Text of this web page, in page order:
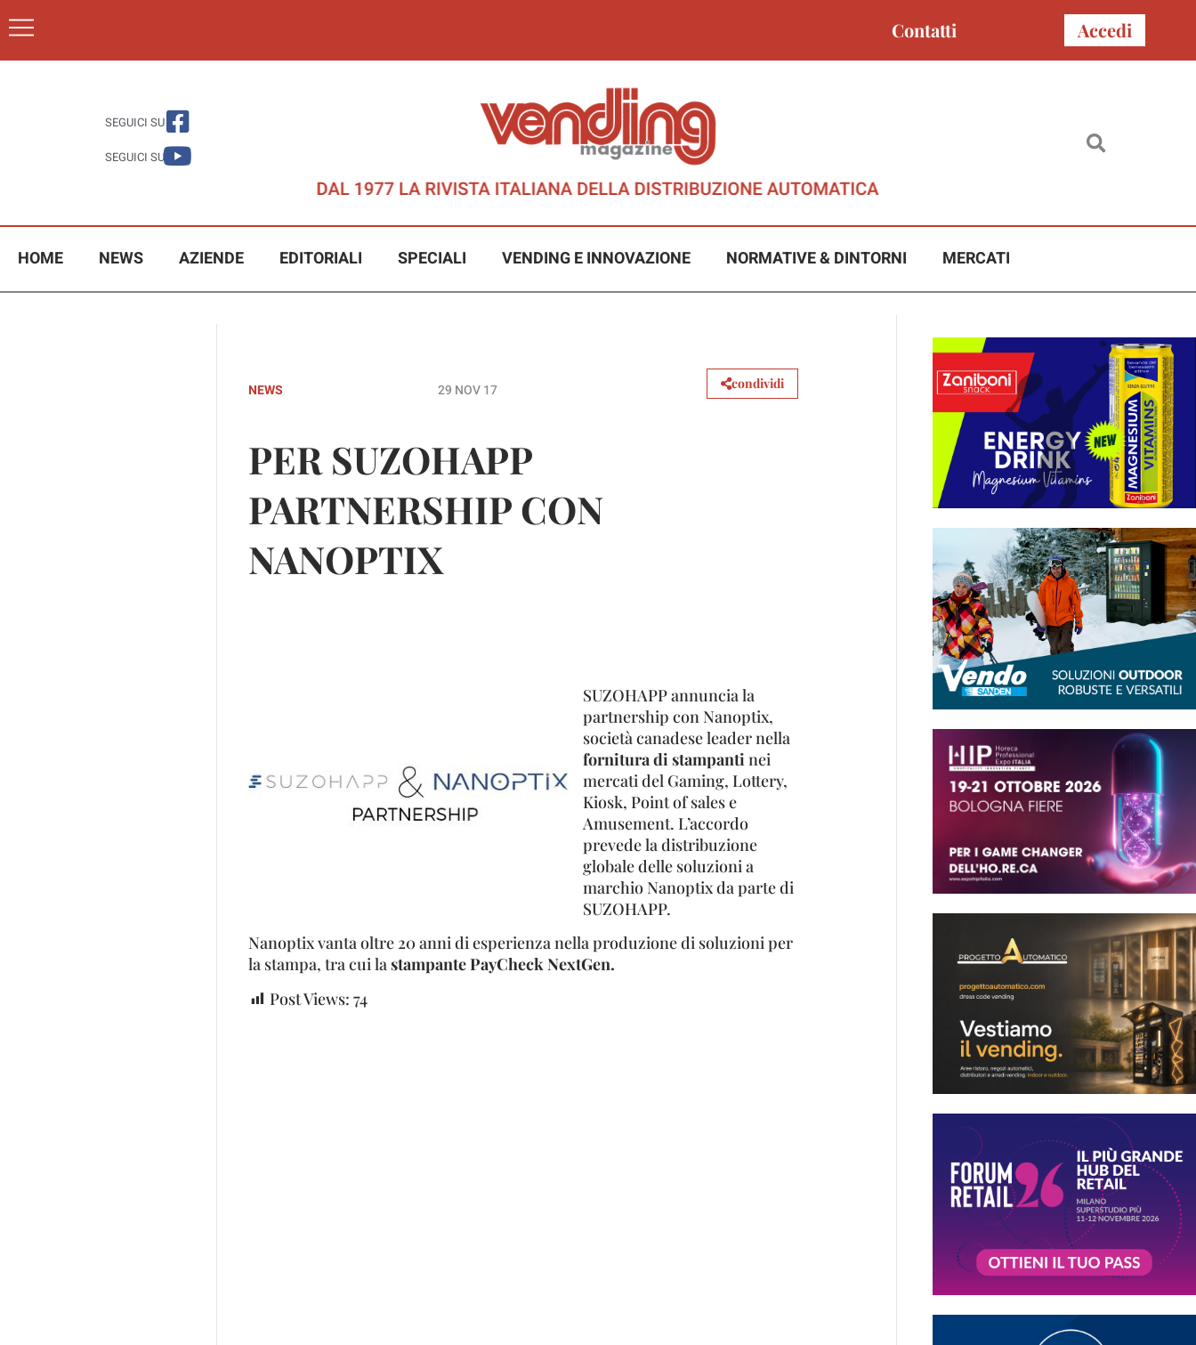
Contatti Accedi
SEGUICI SU
SEGUICI SU
HOME NEWS AZIENDE EDITORIALI SPECIALI VENDING E INNOVAZIONE NORMATIVE & DINTORNI MERCATI
NEWS 29 NOV 17 condividi
PER SUZOHAPP
PARTNERSHIP CON
NANOPTIX
SUZOHAPP annuncia la
partnership con Nanoptix,
società canadese leader nella
fornitura di stampanti nei
mercati del Gaming, Lottery,
Kiosk, Point of sales e
Amusement. L’accordo
prevede la distribuzione
globale delle soluzioni a
marchio Nanoptix da parte di
SUZOHAPP.
Nanoptix vanta oltre 20 anni di esperienza nella produzione di soluzioni per
la stampa, tra cui lastampante PayCheck NextGen.
Post Views: 74